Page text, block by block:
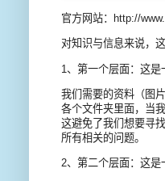
官方网站：http://
对知识与信息来说，
1、第一个层面：这是
我们需要的资料（图
各个文件夹里面，当
这避免了我们想要寻
所有相关的问题。
2、第二个层面：这是